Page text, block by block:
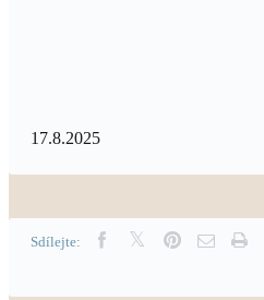
17.8.2025
Sdílejte: